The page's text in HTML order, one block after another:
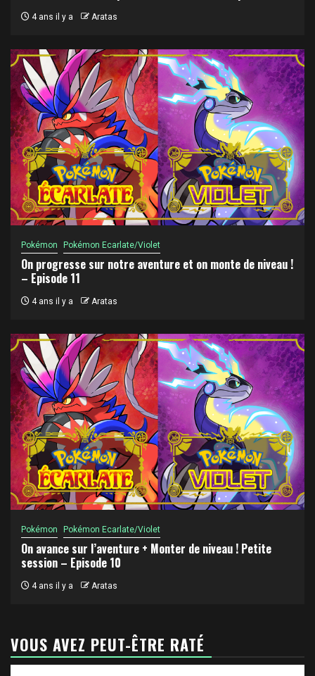
4 ans il y a Aratas
Pokémon Pokémon Ecarlate/Violet
On progresse sur notre aventure et on monte de niveau !
– Episode 11
4 ans il y a Aratas
Pokémon Pokémon Ecarlate/Violet
On avance sur l’aventure + Monter de niveau ! Petite
session – Episode 10
4 ans il y a Aratas
VOUS AVEZ PEUT-ÊTRE RATÉ